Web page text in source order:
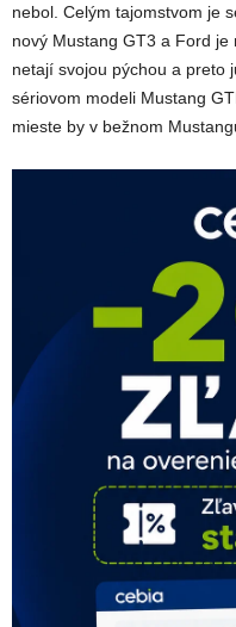
nebol. Celým tajomstvom je
nový Mustang GT3 a Ford
netají svojou pýchou a preto
sériovom modeli Mustang
mieste by v bežnom